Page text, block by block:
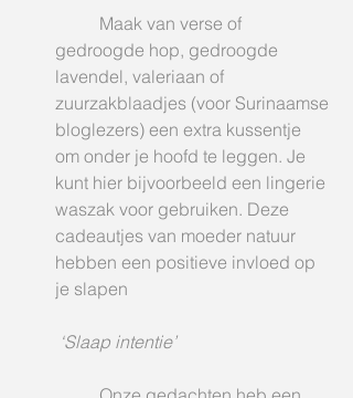
gedroogde hop, gedroogde
lavendel, valeriaan of
zuurzakblaadjes (voor Surinaamse
bloglezers) een extra kussentje
om onder je hoofd te leggen. Je
kunt hier bijvoorbeeld een lingerie
waszak voor gebruiken. Deze
cadeautjes van moeder natuur
hebben een positieve invloed op
je slapen
‘Slaap intentie’